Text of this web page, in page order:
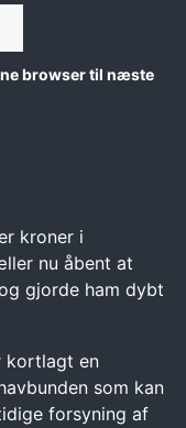
browser til næste
kroner i
nu åbent at
gjorde ham dybt
kortlagt en
som kan
forsyning af